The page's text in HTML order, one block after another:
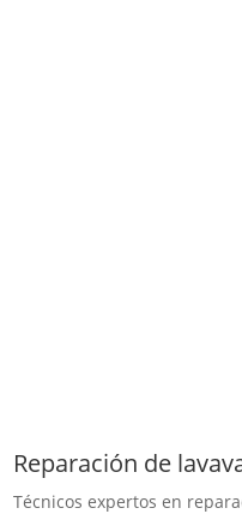
Reparación de
Técnicos expertos en